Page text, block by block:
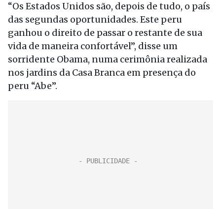
“Os Estados Unidos são, depois de tudo, o país
das segundas oportunidades. Este peru
ganhou o direito de passar o restante de sua
vida de maneira confortável”, disse um
sorridente Obama, numa cerimônia realizada
nos jardins da Casa Branca em presença do
peru “Abe”.